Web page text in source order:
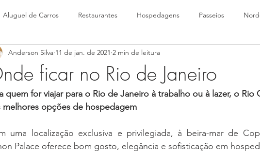
Aluguel de Carros Restaurantes Hospedagens Passeios
Norte MINAS GERAIS-MG SÃO PAULO-SP
BAHIA-BA CEARÁ-CE MARANHÃO (MA) Paraíba (PB)
Norte (RN) Sergipe (SE) Distrito Federal (DF) Goiás (GO)
ficar no Rio de Janeiro
Anderson Silva 11 de jan. de 2021 2 min de leitura
quem for viajar para o Rio de Janeiro à trabalho ou à lazer, o Rio
melhores opções de hospedagem
uma localização exclusiva e privilegiada, à beira-mar de
Palace oferece bom gosto, elegância e sofisticação em